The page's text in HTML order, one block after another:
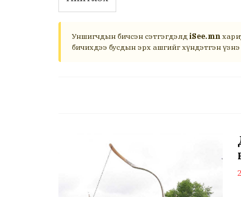
Уншигчдын бичсэн сэтгэгдэлд iSee.mn
бичихдээ бусдын эрх ашгийг хүндэтгэн үзнэ